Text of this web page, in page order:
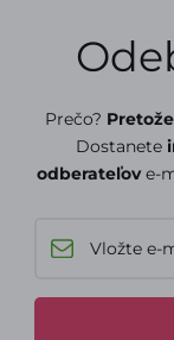
Prečo?
Dostanete
odberateľove-